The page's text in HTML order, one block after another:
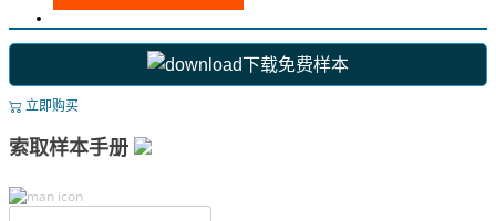
下载免费样本
立即购买
索取样本手册